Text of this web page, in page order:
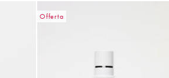
Offerta